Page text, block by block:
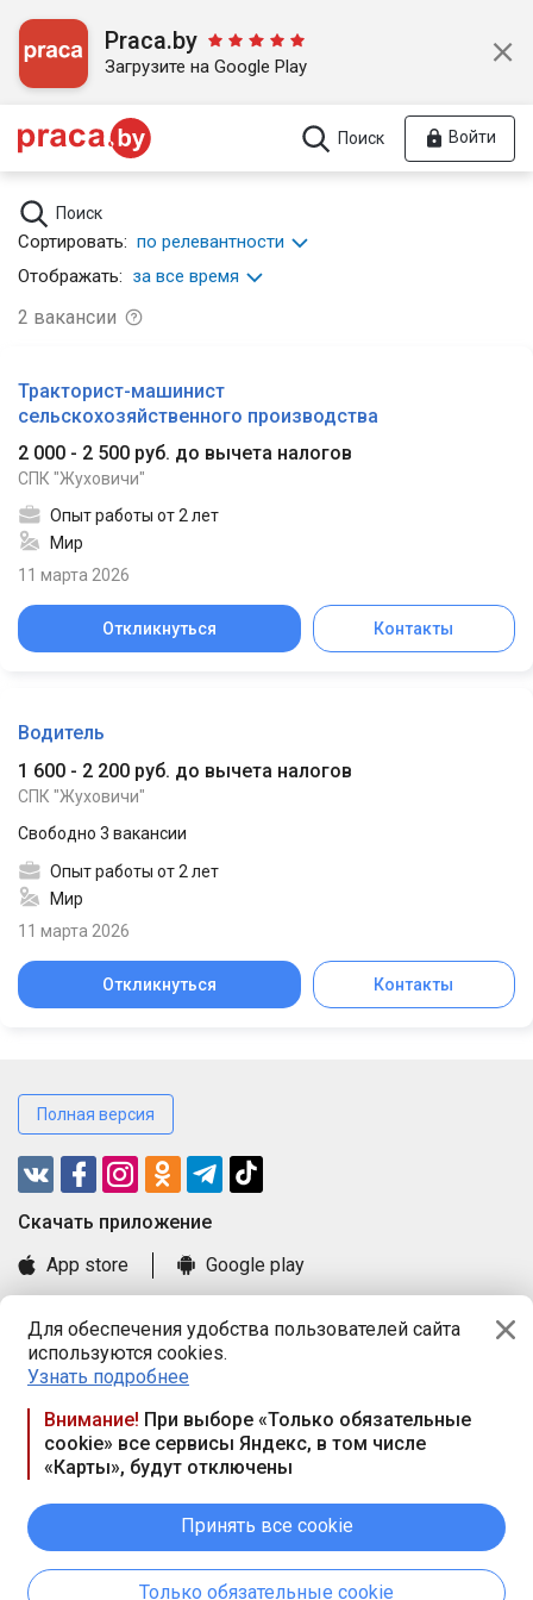
Для обеспечения удобства пользователей сайта
используются cookies.
Узнать подробнее
Внимание! При выборе «Только обязательные
cookie» все сервисы Яндекс, в том числе
«Карты», будут отключены
Принять все cookie
Только обязательные cookie
Praca.by
Загрузите на Google Play
Поиск Войти
Поиск
Сортировать: по релевантности
Отображать: за все время
2 вакансии
Тракторист-машинист
сельскохозяйственного производства
2 000 - 2 500 руб. до вычета налогов
СПК "Жуховичи"
Опыт работы от 2 лет
Мир
11 марта 2026
Откликнуться Контакты
Водитель
1 600 - 2 200 руб. до вычета налогов
СПК "Жуховичи"
Свободно 3 вакансии
Опыт работы от 2 лет
Мир
11 марта 2026
Откликнуться Контакты
Полная версия
Cкачать приложение
App store
Google play
Книга замечаний и предложений
Правила и документы
Praca.by © 2000—2026, ООО «ПРАЦА БАЙ»
Республика Беларусь, 220114, г. Минск, пр-т Независимости
117а, пом. № 9.
вых. дн. — сб., вс.
Режим работы сайта — круглосуточно. E-mail ООО «ПРАЦА
БАЙ» editor@praca.by